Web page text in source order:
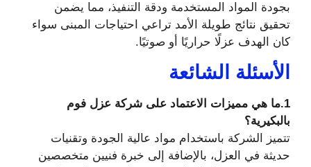
بجودة المواد المستخدمة ودقة التنفيذ، مما يضمن
تحقيق نتائج طويلة الأمد تراعي احتياجات المبنى سواء
كان الهدف عزلًا حراريًا أو صوتيًا.
الأسئلة الشائعة
1.ما هي مميزات الاعتماد على شركة عزل فوم
بالبكيرية؟
تتميز الشركة باستخدام مواد عالية الجودة وتقنيات
حديثة في العزل، بالإضافة إلى خبرة فنيين متخصصين